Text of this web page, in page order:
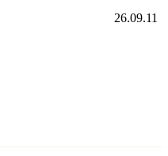
26.09.11